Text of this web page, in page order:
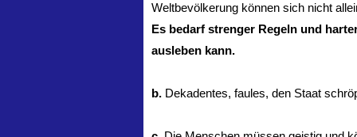
Weltbevölkerung können sich nicht
Es bedarf strenger Regeln und
ausleben kann.
b. Dekadentes, faules, den Staat